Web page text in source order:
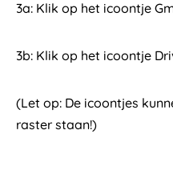
3a: Klik op het icoontje
3b: Klik op het icoontje
(Let op: De icoontjes
raster staan!)